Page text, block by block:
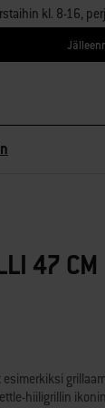
kl. 8-16,
47 CM
hiiligrillin